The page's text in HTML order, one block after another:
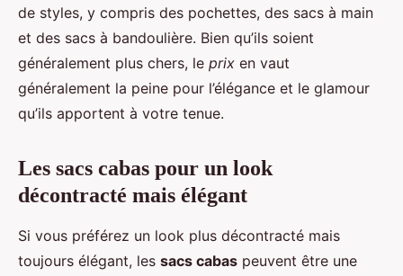
de styles, y compris des pochettes, des sacs à main
et des sacs à bandoulière. Bien qu’ils soient
généralement plus chers, le prix en vaut
généralement la peine pour l’élégance et le glamour
qu’ils apportent à votre tenue.
Les sacs cabas pour un look
décontracté mais élégant
Si vous préférez un look plus décontracté mais
toujours élégant, les sacs cabas peuvent être une